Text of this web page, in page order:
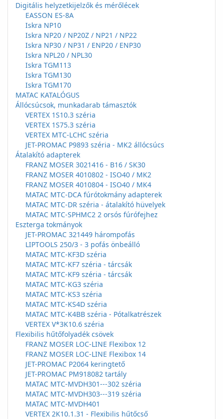
Digitális helyzetkijelzők és mérőlécek
EASSON ES-8A
Iskra NP10
Iskra NP20 / NP20Z / NP21 / NP22
Iskra NP30 / NP31 / ENP20 / ENP30
Iskra NPL20 / NPL30
Iskra TGM113
Iskra TGM130
Iskra TGM170
MATAC KATALÓGUS
Állócsúcsok, munkadarab támasztók
VERTEX 1S10.3 széria
VERTEX 1S75.3 széria
VERTEX MTC-LCHC széria
JET-PROMAC P9893 széria - MK2 állócsúcs
Átalakító adapterek
FRANZ MOSER 3021416 - B16 / SK30
FRANZ MOSER 4010802 - ISO40 / MK2
FRANZ MOSER 4010804 - ISO40 / MK4
MATAC MTC-DCA fúrótokmány adapterek
MATAC MTC-DR széria - átalakító hüvelyek
MATAC MTC-SPHMC2 2 orsós fúrófejhez
Eszterga tokmányok
JET-PROMAC 321449 hárompofás
LIPTOOLS 250/3 - 3 pofás önbeálló
MATAC MTC-KF3D széria
MATAC MTC-KF7 széria - tárcsák
MATAC MTC-KF9 széria - tárcsák
MATAC MTC-KG3 széria
MATAC MTC-KS3 széria
MATAC MTC-KS4D széria
MATAC MTC-K4BB széria - Pótalkatrészek
VERTEX V*3K10.6 széria
Flexibilis hűtőfolyadék csövek
FRANZ MOSER LOC-LINE Flexibox 12
FRANZ MOSER LOC-LINE Flexibox 14
JET-PROMAC P2064 keringtető
JET-PROMAC PM918082 tartály
MATAC MTC-MVDH301---302 széria
MATAC MTC-MVDH303---319 széria
MATAC MTC-MVDH401
VERTEX 2K10.1.31 - Flexibilis hűtőcső